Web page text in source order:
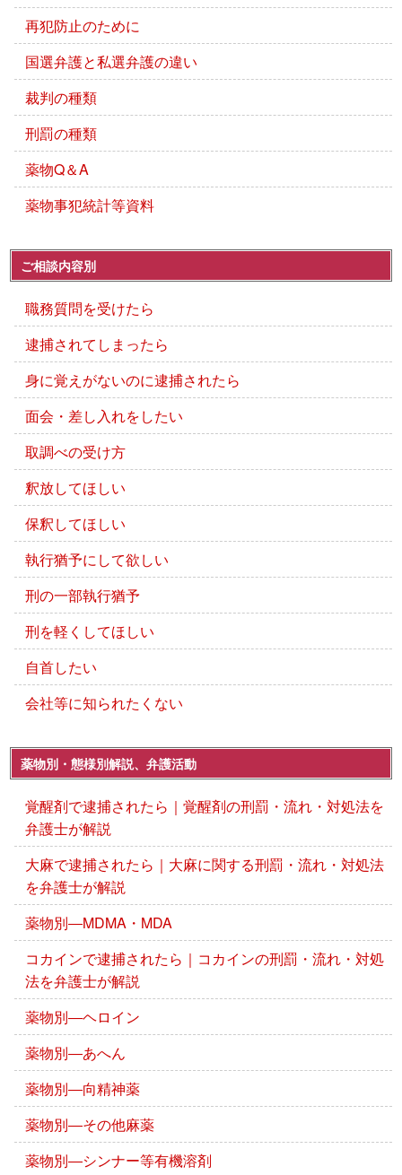
再犯防止のために
国選弁護と私選弁護の違い
裁判の種類
刑罰の種類
薬物Q＆A
薬物事犯統計等資料
ご相談内容別
職務質問を受けたら
逮捕されてしまったら
身に覚えがないのに逮捕されたら
面会・差し入れをしたい
取調べの受け方
釈放してほしい
保釈してほしい
執行猶予にして欲しい
刑の一部執行猶予
刑を軽くしてほしい
自首したい
会社等に知られたくない
薬物別・態様別解説、弁護活動
覚醒剤で逮捕されたら｜覚醒剤の刑罰・流れ・対処法を
弁護士が解説
大麻で逮捕されたら｜大麻に関する刑罰・流れ・対処法
を弁護士が解説
薬物別―MDMA・MDA
コカインで逮捕されたら｜コカインの刑罰・流れ・対処
法を弁護士が解説
薬物別―ヘロイン
薬物別―あへん
薬物別―向精神薬
薬物別―その他麻薬
薬物別―シンナー等有機溶剤